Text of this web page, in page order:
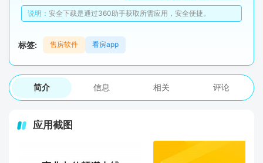
说明： 安全下载是通过360助手获取所需应用，安全便捷。
标签: 售房软件 看房app
简介 信息 相关 评论
应用截图